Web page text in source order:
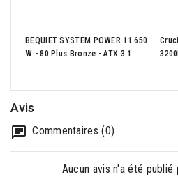
BEQUIET SYSTEM POWER 11 650
W - 80 Plus Bronze - ATX 3.1
Avis
Commentaires (0)
Aucun avis n'a été publié